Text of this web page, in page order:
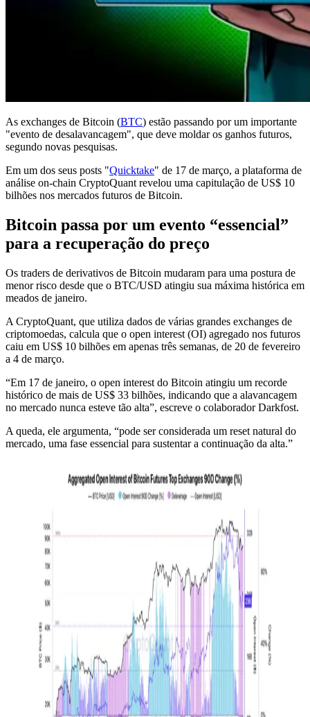
As exchanges de Bitcoin (BTC) estão passando por um importante
"evento de desalavancagem", que deve moldar os ganhos futuros,
segundo novas pesquisas.
Em um dos seus posts "Quicktake" de 17 de março, a plataforma de
análise on-chain CryptoQuant revelou uma capitulação de US$ 10
bilhões nos mercados futuros de Bitcoin.
Bitcoin passa por um evento “essencial”
para a recuperação do preço
Os traders de derivativos de Bitcoin mudaram para uma postura de
menor risco desde que o BTC/USD atingiu sua máxima histórica em
meados de janeiro.
A CryptoQuant, que utiliza dados de várias grandes exchanges de
criptomoedas, calcula que o open interest (OI) agregado nos futuros
caiu em US$ 10 bilhões em apenas três semanas, de 20 de fevereiro
a 4 de março.
“Em 17 de janeiro, o open interest do Bitcoin atingiu um recorde
histórico de mais de US$ 33 bilhões, indicando que a alavancagem
no mercado nunca esteve tão alta”, escreve o colaborador Darkfost.
A queda, ele argumenta, “pode ser considerada um reset natural do
mercado, uma fase essencial para sustentar a continuação da alta.”